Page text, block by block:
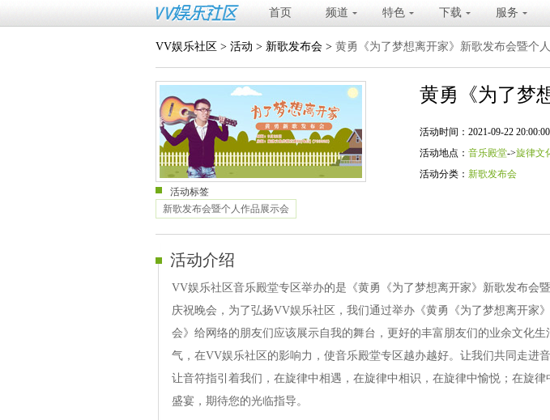
首页 频道 特色 下载 服务
VV娱乐社区 > 活动 > 新歌发布会 > 黄勇《为了梦想离开家》新歌发布会暨个
黄勇《为了梦
活动时间：2021-09-22
活动地点： 音乐殿堂->旋律文
活动分类： 新歌发布会
活动标签
新歌发布会暨个人作品展示会
活动介绍
VV娱乐社区音乐殿堂专区举办的是《黄勇《为了梦想离开家》新歌发布会
庆祝晚会，为了弘扬VV娱乐社区，我们通过举办《黄勇《为了梦想离开家
会》给网络的朋友们应该展示自我的舞台，更好的丰富朋友们的业余文化
气，在VV娱乐社区的影响力，使音乐殿堂专区越办越好。让我们共同走进
让音符指引着我们，在旋律中相遇，在旋律中相识，在旋律中愉悦；在旋
盛宴，期待您的光临指导。